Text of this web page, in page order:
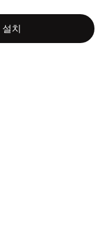
설치